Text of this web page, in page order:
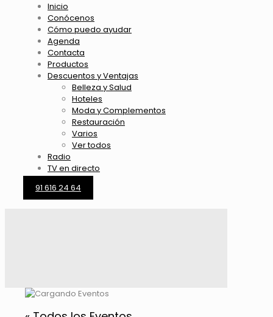
Inicio
Conócenos
Cómo puedo ayudar
Agenda
Contacta
Productos
Descuentos y Ventajas
Belleza y Salud
Hoteles
Moda y Complementos
Restauración
Varios
Ver todos
Radio
TV en directo
91 616 24 64